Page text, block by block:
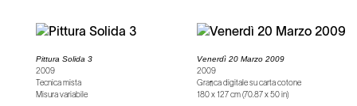
Pittura Solida 3
2009
Tecnica mista
Misura variabile
Venerdì 20 Marzo 2009
2009
Grafica digitale su carta cotone
180 x 127 cm (70.87 x 50 in)